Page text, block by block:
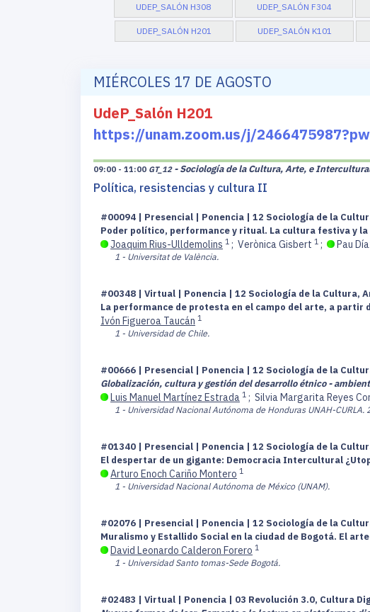
UDEP_SALÓN H308 UDEP_SALÓN F304
UDEP_SALÓN H201 UDEP_SALÓN K101
MIÉRCOLES 17 DE AGOSTO
UdeP_Salón H201
https://unam.zoom.us/j/
09:00 - 11:00 GT_12 - Sociología de la Cultura, Arte, e
Política, resistencias y cultura II
#00094 | Presencial | Ponencia | 12 Sociología de la
Poder político, performance y ritual. La cultura festiva y
Joaquim Rius-Ulldemolins 1 ; Verònica Gisbert 1 ; Pau
1 - Universitat de València.
#00348 | Virtual | Ponencia | 12 Sociología de la Cultura,
La performance de protesta en el campo del arte, a partir
Ivón Figueroa Taucán 1
1 - Universidad de Chile.
#00666 | Presencial | Ponencia | 12 Sociología de la
Globalización, cultura y gestión del desarrollo étnico -
Luis Manuel Martínez Estrada 1 ; Silvia Margarita Reyes
1 - Universidad Nacional Autónoma de Honduras UNAH-CURLA.
#01340 | Presencial | Ponencia | 12 Sociología de la
El despertar de un gigante: Democracia Intercultural
Arturo Enoch Cariño Montero 1
1 - Universidad Nacional Autónoma de México (UNAM).
#02076 | Presencial | Ponencia | 12 Sociología de la
Muralismo y Estallido Social en la ciudad de Bogotá. El
David Leonardo Calderon Forero 1
1 - Universidad Santo tomas-Sede Bogotá.
#02483 | Virtual | Ponencia | 03 Revolución 3.0, Cultura